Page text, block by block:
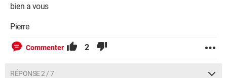
bien a vous
Pierre
Commenter 2
RÉPONSE 2 / 7